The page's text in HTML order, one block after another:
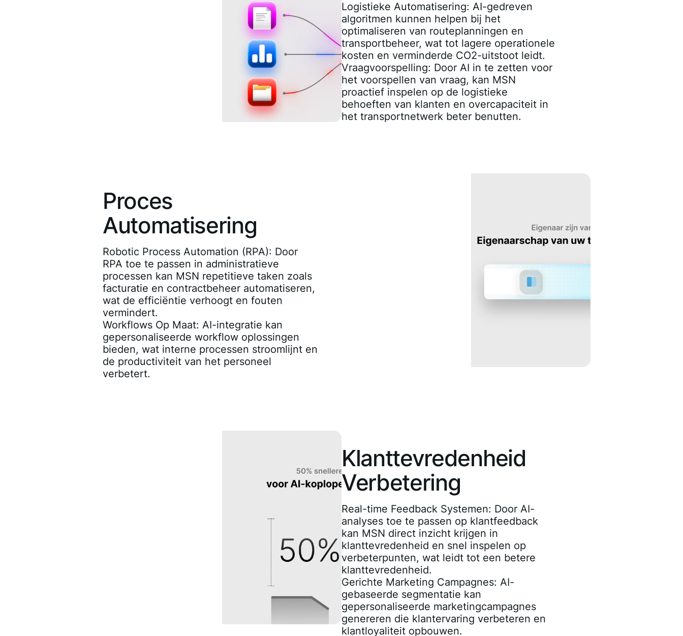
Logistieke Automatisering: AI-gedreven
algoritmen kunnen helpen bij het
optimaliseren van routeplanningen en
transportbeheer, wat tot lagere operationele
kosten en verminderde CO2-uitstoot leidt.
Vraagvoorspelling: Door AI in te zetten voor
het voorspellen van vraag, kan MSN
proactief inspelen op de logistieke
behoeften van klanten en overcapaciteit in
het transportnetwerk beter benutten.
Proces
Automatisering
Robotic Process Automation (RPA): Door
RPA toe te passen in administratieve
processen kan MSN repetitieve taken zoals
facturatie en contractbeheer automatiseren,
wat de efficiëntie verhoogt en fouten
vermindert.
Workflows Op Maat: AI-integratie kan
gepersonaliseerde workflow oplossingen
bieden, wat interne processen stroomlijnt en
de productiviteit van het personeel
verbetert.
Klanttevredenheid
Verbetering
Real-time Feedback Systemen: Door AI-
analyses toe te passen op klantfeedback
kan MSN direct inzicht krijgen in
klanttevredenheid en snel inspelen op
verbeterpunten, wat leidt tot een betere
klanttevredenheid.
Gerichte Marketing Campagnes: AI-
gebaseerde segmentatie kan
gepersonaliseerde marketingcampagnes
genereren die klantervaring verbeteren en
klantloyaliteit opbouwen.